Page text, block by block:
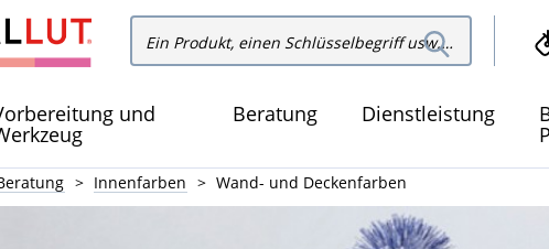
In der Website suchen
In der
Website
suchen
und Beratung Dienstleistung
Innenfarben Wand- und Deckenfarben